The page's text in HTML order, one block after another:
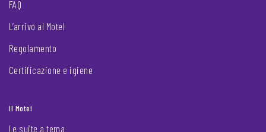
FAQ
L’arrivo al Motel
Regolamento
Certificazione e igiene
Il Motel
Le suite a tema